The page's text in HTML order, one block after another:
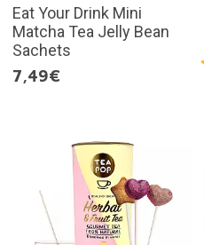
Eat Your Drink Mini
Matcha Tea Jelly Bean
Sachets
7,49€